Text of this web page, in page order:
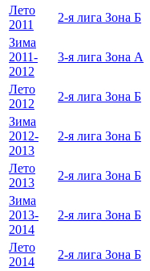
Лето
2011
2-я лига Зона Б
Зима
2011-
2012
3-я лига Зона А
Лето
2012
2-я лига Зона Б
Зима
2012-
2013
2-я лига Зона Б
Лето
2013
2-я лига Зона Б
Зима
2013-
2014
2-я лига Зона Б
Лето
2014
2-я лига Зона Б